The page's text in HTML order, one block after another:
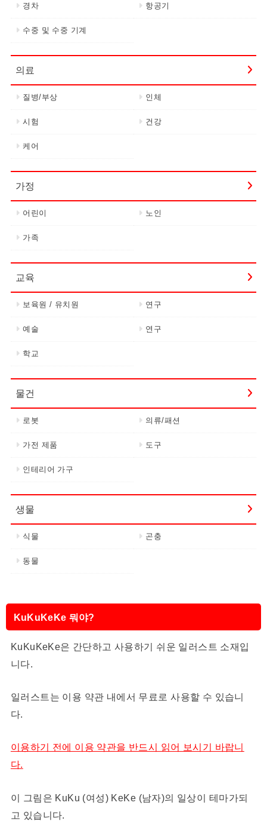
경차 항공기
수중 및 수중 기계
의료
질병/부상 인체
시험 건강
케어
가정
어린이 노인
가족
교육
보육원 / 유치원 연구
예술 연구
학교
물건
로봇 의류/패션
가전 제품 도구
인테리어 가구
생물
식물 곤충
동물
KuKuKeKe 뭐야?
KuKuKeKe은 간단하고 사용하기 쉬운 일러스트 소재입
니다.
일러스트는 이용 약관 내에서 무료로 사용할 수 있습니
다.
이용하기 전에 이용 약관을 반드시 읽어 보시기 바랍니
다.
이 그림은 KuKu (여성) KeKe (남자)의 일상이 테마가되
고 있습니다.